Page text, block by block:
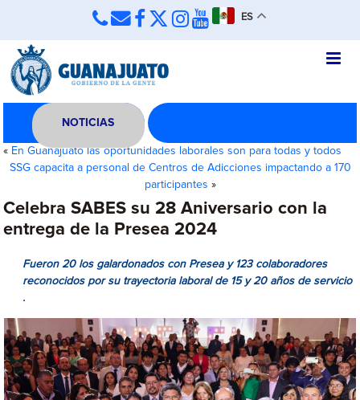
ES
NOTICIAS
« En Guanajuato las oportunidades laborales son para todas y todos
SSG capacita a personal de Centros de Adicciones impactando a 170
participantes »
Celebra SABES su 28 Aniversario con la
entrega de la Presea 2024
Fueron 20 los galardonados con Presea y 123 colaboradores
reconocidos por su trayectoria laboral de 15 y 20 años de servicio
.